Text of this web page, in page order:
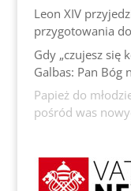
Leon XIV
przygotowania
Gdy „czujesz się
Galbas: Pan Bóg
Papież do
pośród was